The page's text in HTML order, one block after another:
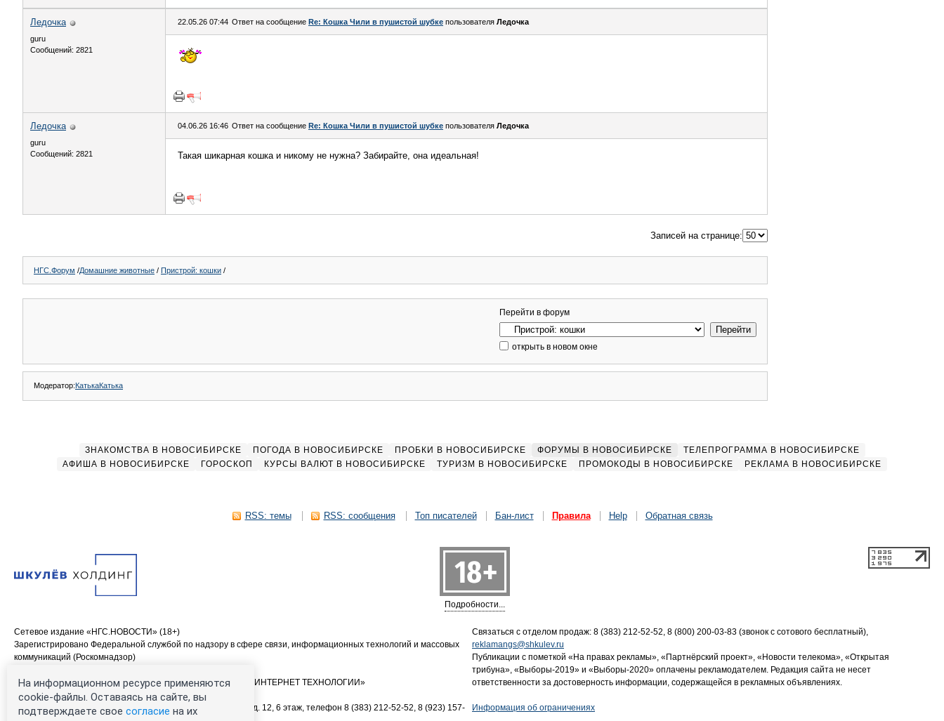
Ледочка
guru
Сообщений: 2821
22.05.26 07:44 Ответ на сообщение Re: Кошка Чили в пушистой шубке пользователя Ледочка
Ледочка
guru
Сообщений: 2821
04.06.26 16:46 Ответ на сообщение Re: Кошка Чили в пушистой шубке пользователя Ледочка
Такая шикарная кошка и никому не нужна? Забирайте, она идеальная!
Записей на странице:
НГС.Форум /Домашние животные / Пристрой: кошки /
Перейти в форум
открыть в новом окне
Модератор:КатькаКатька
ЗНАКОМСТВА В НОВОСИБИРСКЕ ПОГОДА В НОВОСИБИРСКЕ ПРОБКИ В НОВОСИБИРСКЕ ФОРУМЫ В НОВОСИБИРСКЕ
ТЕЛЕПРОГРАММА В НОВОСИБИРСКЕ
АФИША В НОВОСИБИРСКЕ
ГОРОСКОП КУРСЫ ВАЛЮТ В НОВОСИБИРСКЕ ТУРИЗМ В НОВОСИБИРСКЕ ПРОМОКОДЫ В НОВОСИБИРСКЕ РЕКЛАМА В НОВОСИБИРСКЕ
RSS: темы RSS: сообщения Топ писателей Бан-лист Правила Help Обратная связь
Подробности...
Сетевое издание «НГС.НОВОСТИ» (18+)
Зарегистрировано Федеральной службой по надзору в сфере связи, информационных технологий и массовых
коммуникаций (Роскомнадзор)
Учредитель: Общество с ограниченной ответственностью «ИНТЕРНЕТ ТЕХНОЛОГИИ»
Главный редактор: Громкова Елена Александровна
Адрес редакции: 630099, Россия, Новосибирск, ул. Ленина, д. 12, 6 этаж, телефон 8 (383) 212-52-52, 8 (923) 157-
Связаться с отделом продаж: 8 (383) 212-52-52, 8 (800) 200-03-83 (звонок с сотового бесплатный),
reklamangs@shkulev.ru
Публикации с пометкой «На правах рекламы», «Партнёрский проект», «Новости телекома», «Открытая
трибуна», «Выборы-2019» и «Выборы-2020» оплачены рекламодателем. Редакция сайта не несет
ответственности за достоверность информации, содержащейся в рекламных объявлениях.
Информация об ограничениях
На информационном ресурсе применяются
cookie-файлы. Оставаясь на сайте, вы
подтверждаете свое согласие на их